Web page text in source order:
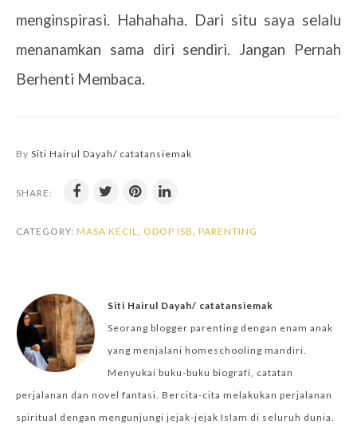
menginspirasi. Hahahaha. Dari situ saya selalu
menanamkan sama diri sendiri. Jangan Pernah
Berhenti Membaca.
By Siti Hairul Dayah/ catatansiemak
SHARE:
CATEGORY: MASA KECIL, ODOP ISB, PARENTING
Siti Hairul Dayah/ catatansiemak
Seorang blogger parenting dengan enam anak
yang menjalani homeschooling mandiri.
Menyukai buku-buku biografi, catatan
perjalanan dan novel fantasi. Bercita-cita melakukan perjalanan
spiritual dengan mengunjungi jejak-jejak Islam di seluruh dunia.